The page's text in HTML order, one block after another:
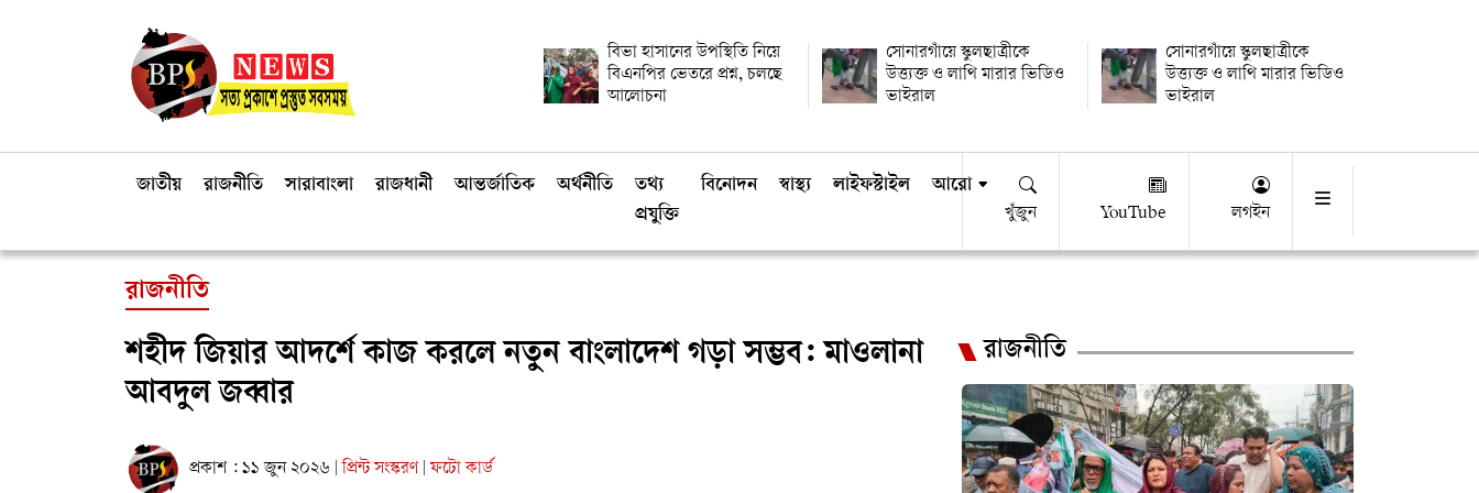
বিভা হাসানের উপস্থিতি নিয়ে
বিএনপির ভেতরে প্রশ্ন, চলছে
আলোচনা
সোনারগাঁয়ে স্কুলছাত্রীকে
উত্ত্যক্ত ও লাথি মারার ভিডিও
ভাইরাল
সোনারগাঁয়ে স্কুলছাত্রীকে
উত্ত্যক্ত ও লাথি মারার ভিডিও
ভাইরাল
জাতীয় রাজনীতি সারাবাংলা রাজধানী আন্তর্জাতিক অর্থনীতি
তথ্য
প্রযুক্তি
বিনোদন স্বাস্থ্য লাইফস্টাইল আরো
খুঁজুন YouTube লগইন
রাজনীতি
শহীদ জিয়ার আদর্শে কাজ করলে নতুন বাংলাদেশ গড়া সম্ভব: মাওলানা
আবদুল জব্বার
প্রকাশ : ১১ জুন ২০২৬ প্রিন্ট সংস্করণ ফটো কার্ড
রাজনীতি